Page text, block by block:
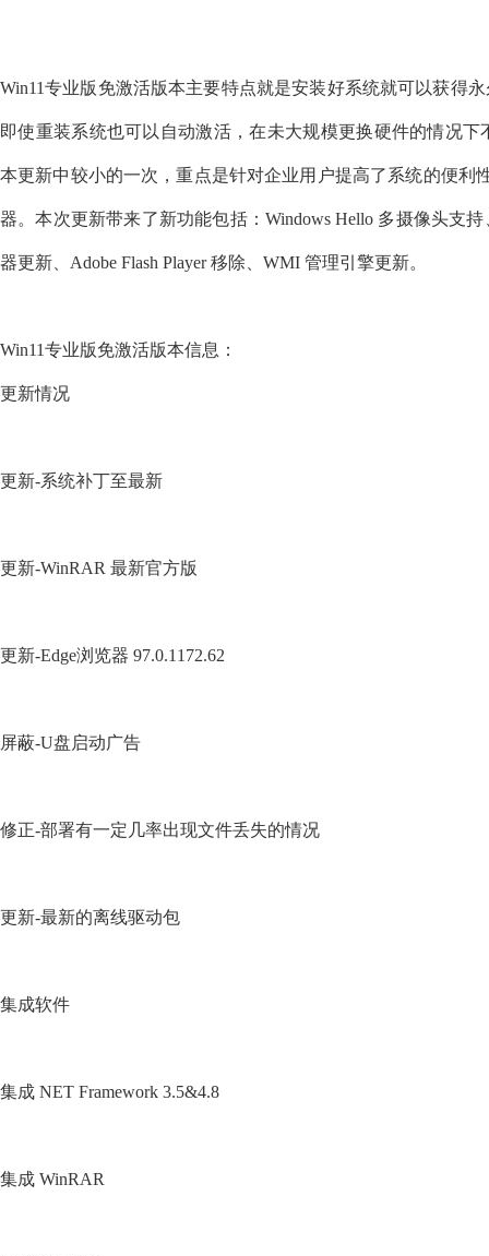
Win11专业版免激活版本主要特点就是安装好系统就可以获得
即使重装系统也可以自动激活，在未大规模更换硬件的情况下
本更新中较小的一次，重点是针对企业用户提高了系统的便利
器。本次更新带来了新功能包括：Windows Hello 多摄像头支
器更新、Adobe Flash Player 移除、WMI 管理引擎更新。
Win11专业版免激活版本信息：
更新情况
更新-系统补丁至最新
更新-WinRAR 最新官方版
更新-Edge浏览器 97.0.1172.62
屏蔽-U盘启动广告
修正-部署有一定几率出现文件丢失的情况
更新-最新的离线驱动包
集成软件
集成 NET Framework 3.5&4.8
集成 WinRAR